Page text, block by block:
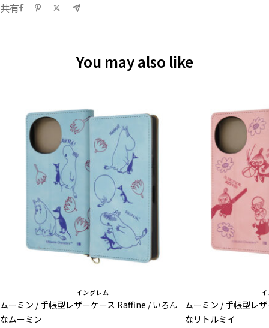
共有
You may also like
イングレム
ムーミン / 手帳型レザーケース Raffine / いろん
なムーミン
ムーミン / 手帳型レ
なリトルミイ